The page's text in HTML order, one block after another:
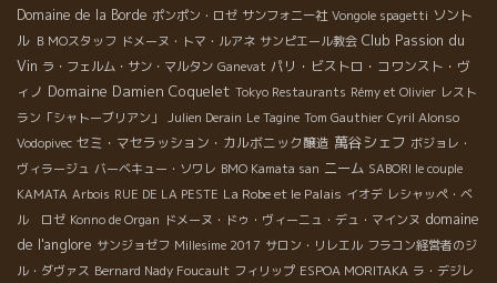
Domaine de la Borde ポンポン・ロゼ サンフォニー社 Vongole spagetti ソント
ル ＢＭОスタッフ ドメーヌ・トマ・ルアネ サンピエール教会 Club Passion du
Vin ラ・フェルム・サン・マルタン Ganevat パリ・ビストロ・コワンスト・ヴ
ィノ Domaine Damien Coquelet Tokyo Restaurants Rémy et Olivier レスト
ラン「シャトーブリアン」
Julien Derain Le Tagine Tom Gauthier Cyril Alonso
Vodopivec セミ・マセラッション・カルボニック醸造 萬谷シェフ ボジョレ・
ヴィラージュ バーベキュー・ソワレ BMO Kamata san ニーム SABORI le couple
KAMATA Arbois RUE DE LA PESTE La Robe et le Palais イオデ レシャッペ・ベ
ル ロゼ Konno de Organ ドメーヌ・ドゥ・ヴィーニュ・デュ・マインヌ domaine
de l'anglore サンジョゼフ Millesime 2017 サロン・リレエル フラコン経営者のジ
ル・ダヴァス Bernard Nady Foucault フィリップ ESPOA MORITAKA ラ・デジレ